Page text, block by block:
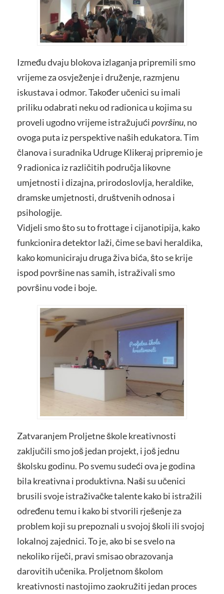
Između dvaju blokova izlaganja pripremili smo
vrijeme za osvježenje i druženje, razmjenu
iskustava i odmor. Također učenici su imali
priliku odabrati neku od radionica u kojima su
proveli ugodno vrijeme istražujućipovršinu, no
ovoga puta iz perspektive naših edukatora. Tim
članova i suradnika Udruge Klikeraj pripremio je
9 radionica iz različitih područja likovne
umjetnosti i dizajna, prirodoslovlja, heraldike,
dramske umjetnosti, društvenih odnosa i
psihologije.
Vidjeli smo što su to frottage i cijanotipija, kako
funkcionira detektor laži, čime se bavi heraldika,
kako komuniciraju druga živa bića, što se krije
ispod površine nas samih, istraživali smo
površinu vode i boje.
Zatvaranjem Proljetne škole kreativnosti
zaključili smo još jedan projekt, i još jednu
školsku godinu. Po svemu sudeći ova je godina
bila kreativna i produktivna. Naši su učenici
brusili svoje istraživačke talente kako bi istražili
određenu temu i kako bi stvorili rješenje za
problem koji su prepoznali u svojoj školi ili svojoj
lokalnoj zajednici. To je, ako bi se svelo na
nekoliko riječi, pravi smisao obrazovanja
darovitih učenika. Proljetnom školom
kreativnosti nastojimo zaokružiti jedan proces